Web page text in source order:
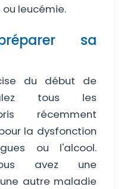
leucémie.
sa
du début de
tous les
récemment
la dysfonction
ou l'alcool.
avez une
autre maladie